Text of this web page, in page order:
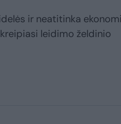
ir neatitinka
leidimo želdinio